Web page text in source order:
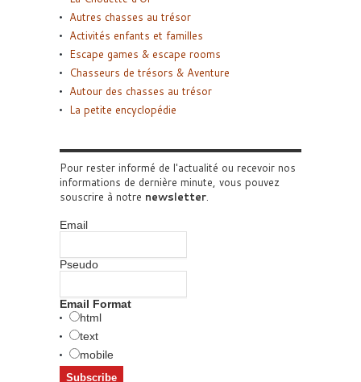
Autres chasses au trésor
Activités enfants et familles
Escape games & escape rooms
Chasseurs de trésors & Aventure
Autour des chasses au trésor
La petite encyclopédie
Pour rester informé de l'actualité ou recevoir nos
informations de dernière minute, vous pouvez
souscrire à notre newsletter.
Email
Pseudo
Email Format
html
text
mobile